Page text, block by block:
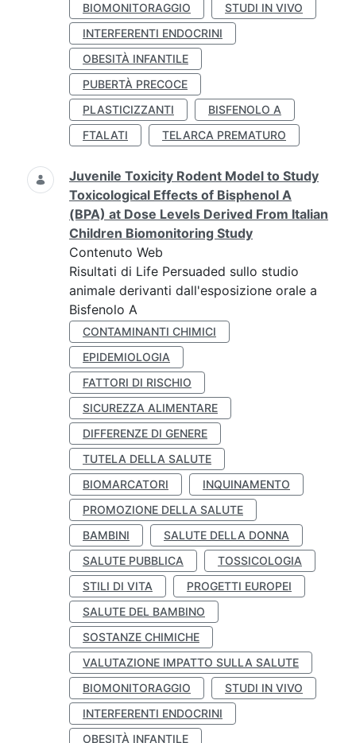
BIOMONITORAGGIO
STUDI IN VIVO
INTERFERENTI ENDOCRINI
OBESITÀ INFANTILE
PUBERTÀ PRECOCE
PLASTICIZZANTI
BISFENOLO A
FTALATI
TELARCA PREMATURO
Juvenile Toxicity Rodent Model to Study
Toxicological Effects of Bisphenol A
(BPA) at Dose Levels Derived From Italian
Children Biomonitoring Study
Contenuto Web
Risultati di Life Persuaded sullo studio
animale derivanti dall'esposizione orale a
Bisfenolo A
CONTAMINANTI CHIMICI
EPIDEMIOLOGIA
FATTORI DI RISCHIO
SICUREZZA ALIMENTARE
DIFFERENZE DI GENERE
TUTELA DELLA SALUTE
BIOMARCATORI
INQUINAMENTO
PROMOZIONE DELLA SALUTE
BAMBINI
SALUTE DELLA DONNA
SALUTE PUBBLICA
TOSSICOLOGIA
STILI DI VITA
PROGETTI EUROPEI
SALUTE DEL BAMBINO
SOSTANZE CHIMICHE
VALUTAZIONE IMPATTO SULLA SALUTE
BIOMONITORAGGIO
STUDI IN VIVO
INTERFERENTI ENDOCRINI
OBESITÀ INFANTILE